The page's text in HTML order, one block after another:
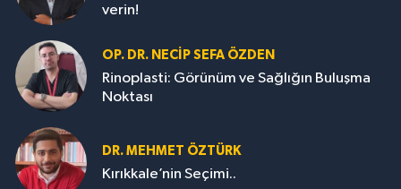
verin!
OP. DR. NECIP SEFA ÖZDEN
Rinoplasti: Görünüm ve Sağlığın Buluşma
Noktası
DR. MEHMET ÖZTÜRK
Kırıkkale’nin Seçimi..